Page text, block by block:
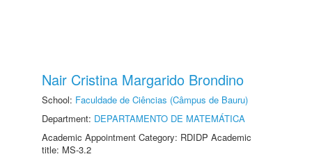
Nair Cristina Margarido Brondino
School: Faculdade de Ciências (Câmpus de Bauru)
Department: DEPARTAMENTO DE MATEMÁTICA
Academic Appointment Category: RDIDP Academic
title: MS-3.2